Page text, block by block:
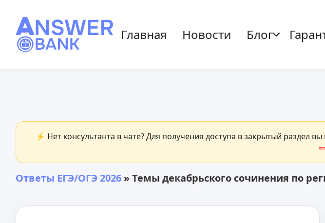
Главная Новости Блог
⚡ Нет консультанта в чате? Для получения доступа в закрытый раздел
Ответы ЕГЭ/ОГЭ 2026 » Темы декабрьского сочинения по